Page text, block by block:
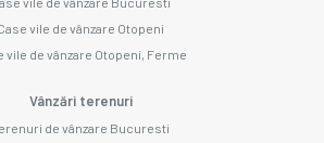
vile de vânzare Otopeni
vile de vânzare Otopeni, Ferme
Vânzări terenuri
de vânzare Bucuresti